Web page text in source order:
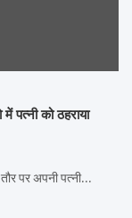
पत्नी को ठहराया
पर अपनी पत्नी…